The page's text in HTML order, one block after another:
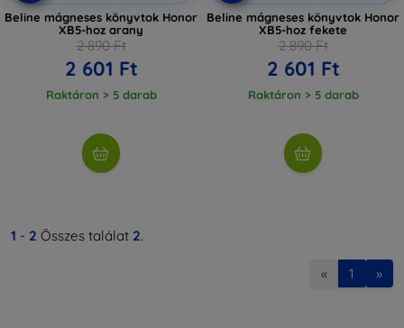
Beline mágneses könyvtok Honor
XB5-hoz arany
2 890 Ft
2 601 Ft
Raktáron > 5 darab
Beline mágneses könyvtok Honor
XB5-hoz fekete
2 890 Ft
2 601 Ft
Raktáron > 5 darab
1 - 2 Összes találat 2.
« 1 »